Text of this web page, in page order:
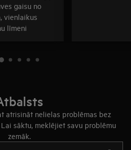
gaisu no
vienlaikus
līmeni
atrisināt nelielas problēmas bez
sāktu, meklējiet savu problēmu
zemāk.